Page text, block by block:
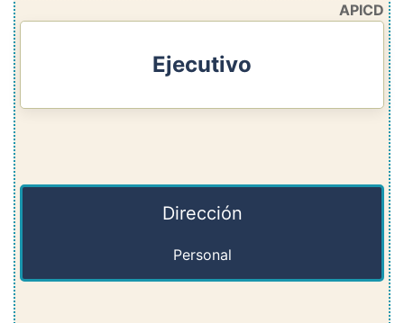
APICD
Ejecutivo
Dirección
Personal